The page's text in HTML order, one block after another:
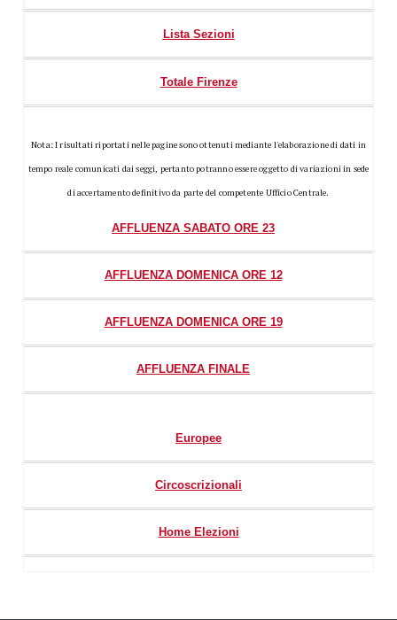
Lista Sezioni
Totale Firenze
Nota: I risultati riportati nelle pagine sono ottenuti mediante l'elaborazione di dati in
tempo reale comunicati dai seggi, pertanto potranno essere oggetto di variazioni in sede
di accertamento definitivo da parte del competente Ufficio Centrale.
AFFLUENZA SABATO ORE 23
AFFLUENZA DOMENICA ORE 12
AFFLUENZA DOMENICA ORE 19
AFFLUENZA FINALE
Europee
Circoscrizionali
Home Elezioni